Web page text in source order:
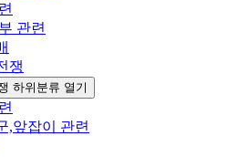
관련
쟁
하위분류 열기
,앞잡이 관련